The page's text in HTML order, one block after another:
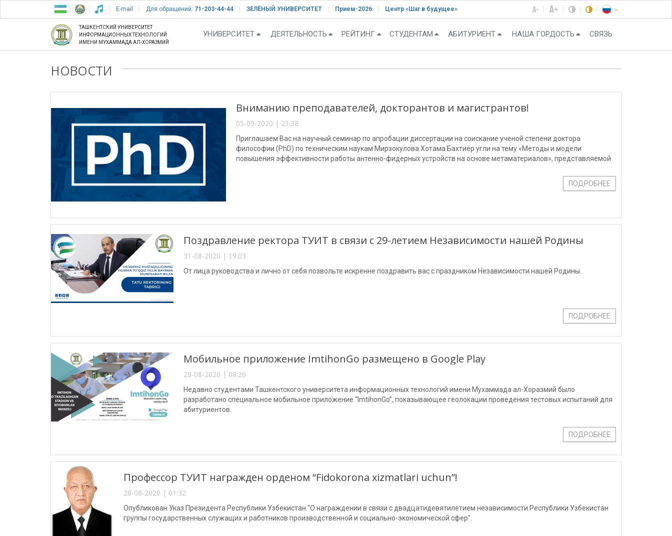
E-mail Для обращений: 71-203-44-44 ЗЕЛЁНЫЙ УНИВЕРСИТЕТ Прием-2026 Центр «Шаг в будущее»
ТАШКЕНТСКИЙ УНИВЕРСИТЕТ
ИНФОРМАЦИОННЫХ ТЕХНОЛОГИЙ
ИМЕНИ МУХАММАДА АЛ-ХОРАЗМИЙ
УНИВЕРСИТЕТ ДЕЯТЕЛЬНОСТЬ РЕЙТИНГ СТУДЕНТАМ АБИТУРИЕНТ НАША ГОРДОСТЬ СВЯЗЬ
НОВОСТИ
Вниманию преподавателей, докторантов и магистрантов!
05-09-2020 | 21:38
Приглашаем Вас на научный семинар по апробации диссертации на соискание ученой степени доктора
философии (PhD) по техническим наукам Мирзокулова Хотама Бахтиёр угли на тему «Методы и модели
повышения эффективности работы антенно-фидерных устройств на основе метаматериалов», представляемой
ПОДРОБНЕЕ
Поздравление ректора ТУИТ в связи с 29-летием Независимости нашей Родины
31-08-2020 | 19:03
От лица руководства и лично от себя позвольте искренне поздравить вас с праздником Независимости нашей Родины.
ПОДРОБНЕЕ
Мобильное приложение ImtihonGo размещено в Google Play
28-08-2020 | 08:26
Недавно студентами Ташкентского университета информационных технологий имени Мухаммада ал-Хоразмий было
разработано специальное мобильное приложение “ImtihonGo”, показывающее геолокации проведения тестовых испытаний для
абитуриентов.
ПОДРОБНЕЕ
Профессор ТУИТ награжден орденом “Fidokorona xizmatlari uchun”!
28-08-2020 | 01:32
Опубликован Указ Президента Республики Узбекистан "О награждении в связи с двадцатидевятилетием независимости Республики Узбекистан
группы государственных служащих и работников производственной и социально-экономической сфер".